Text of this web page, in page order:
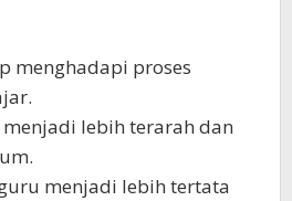
menghadapi proses
lebih terarah dan
menjadi lebih tertata